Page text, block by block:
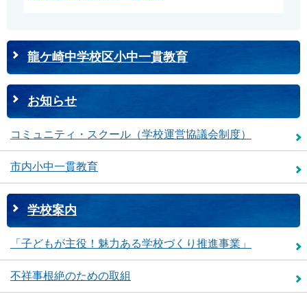
龍ケ崎中学校区小中一貫教育
お知らせ
コミュニティ・スクール（学校運営協議会制度）
市内小中一貫教育
学校案内
「子どもが主役！魅力ある学校づくり推進事業」
不祥事根絶のための取組